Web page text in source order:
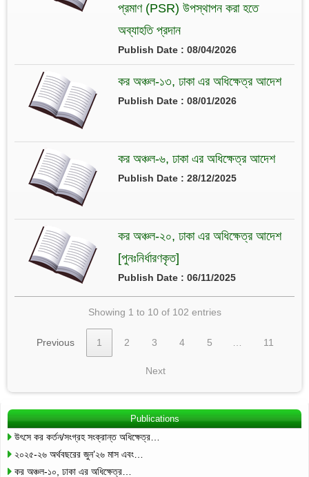
প্রমাণ (PSR) উপস্থাপন করা হতে
অব্যাহতি প্রদান
Publish Date : 08/04/2026
কর অঞ্চল-১৩, ঢাকা এর অধিক্ষেত্র আদেশ
Publish Date : 08/01/2026
কর অঞ্চল-৬, ঢাকা এর অধিক্ষেত্র আদেশ
Publish Date : 28/12/2025
কর অঞ্চল-২০, ঢাকা এর অধিক্ষেত্র আদেশ
[পুনঃনির্ধারণকৃত]
Publish Date : 06/11/2025
Showing 1 to 10 of 102 entries
Previous 1 2 3 4 5 11
Next
Publications
উৎসে কর কর্তন/সংগ্রহ সংক্রান্ত অধিক্ষেত্র…
২০২৫-২৬ অর্থবছরের জুন’২৬ মাস এবং…
কর অঞ্চল-১০, ঢাকা এর অধিক্ষেত্র…